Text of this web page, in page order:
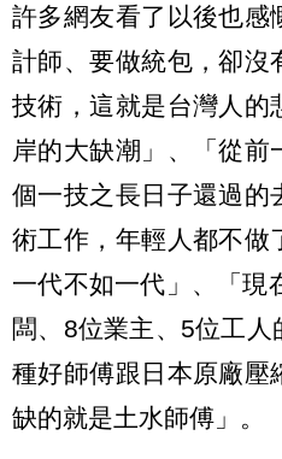
許多網友看了以後也感
計師、要做統包，卻沒
技術，這就是台灣人的
岸的大缺潮」、「從
個一技之長日子還過的
術工作，年輕人都不做
一代不如一代」、「現
闆、8位業主、5位工人
種好師傅跟日本原廠壓
缺的就是土水師傅」。